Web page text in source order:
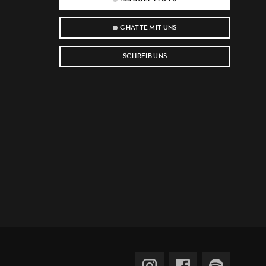
CHATTE MIT UNS
SCHREIB UNS